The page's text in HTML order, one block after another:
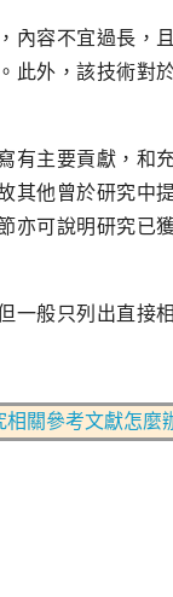
容不宜過長，
此外，該技術對
有主要貢獻，和
其他曾於研究中
亦可說明研究已
一般只列出直接
關參考文獻怎麼